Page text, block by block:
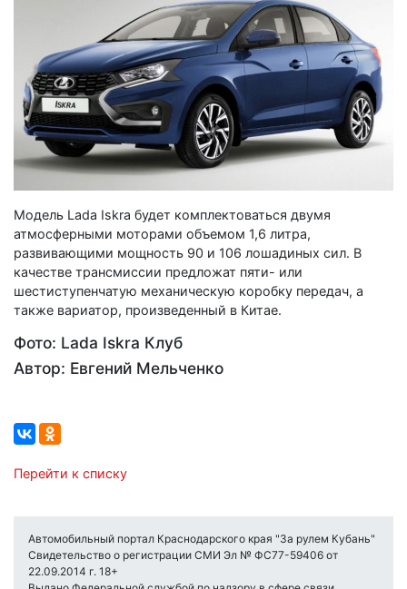
Модель Lada Iskra будет комплектоваться двумя
атмосферными моторами объемом 1,6 литра,
развивающими мощность 90 и 106 лошадиных сил. В
качестве трансмиссии предложат пяти- или
шестиступенчатую механическую коробку передач, а
также вариатор, произведенный в Китае.
Фото: Lada Iskra Клуб
Автор: Евгений Мельченко
Перейти к списку
Автомобильный портал Краснодарского края "За рулем Кубань"
Свидетельство о регистрации СМИ Эл № ФС77-59406 от
22.09.2014 г. 18+